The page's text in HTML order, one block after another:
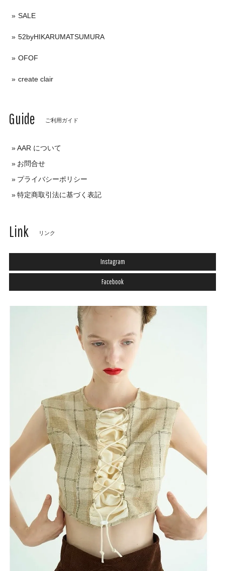
SALE
52byHIKARUMATSUMURA
OFOF
create clair
Guide ご利用ガイド
AAR について
お問合せ
プライバシーポリシー
特定商取引法に基づく表記
Link リンク
Instagram
Facebook